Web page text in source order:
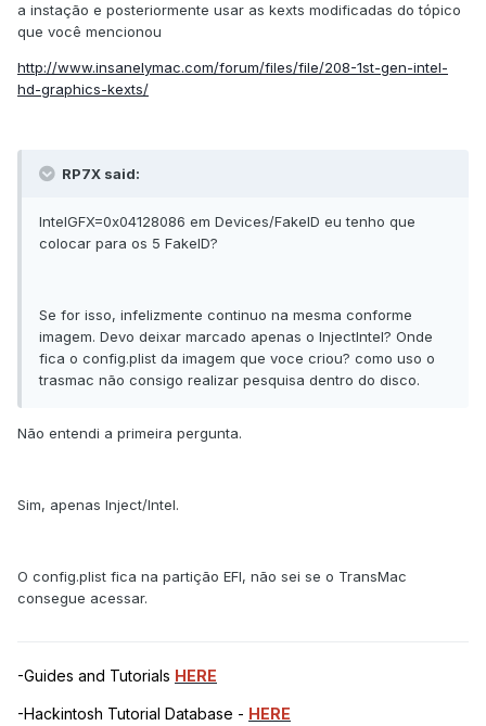
a instação e posteriormente usar as kexts modificadas do tópico
que você mencionou
http://www.insanelymac.com/forum/files/file/208-1st-gen-intel-
hd-graphics-kexts/
RP7X said:
IntelGFX=0x04128086 em Devices/FakeID eu tenho que
colocar para os 5 FakeID?
Se for isso, infelizmente continuo na mesma conforme
imagem. Devo deixar marcado apenas o InjectIntel? Onde
fica o config.plist da imagem que voce criou? como uso o
trasmac não consigo realizar pesquisa dentro do disco.
Não entendi a primeira pergunta.
Sim, apenas Inject/Intel.
O config.plist fica na partição EFI, não sei se o TransMac
consegue acessar.
-Guides and Tutorials HERE
-Hackintosh Tutorial Database - HERE